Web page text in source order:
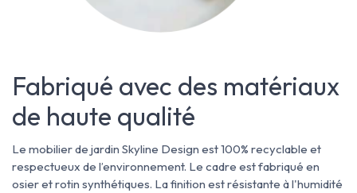
Fabriqué avec des matériaux
de haute qualité
Le mobilier de jardin Skyline Design est 100% recyclable et
respectueux de l’environnement. Le cadre est fabriqué en
osier et rotin synthétiques. La finition est résistante à l'humidité